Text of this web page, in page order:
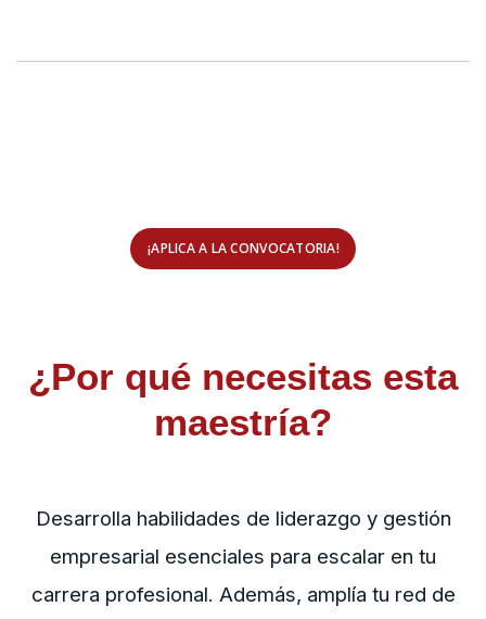
¡APLICA A LA CONVOCATORIA!
¿Por qué necesitas esta
maestría?
Desarrolla habilidades de liderazgo y gestión
empresarial esenciales para escalar en tu
carrera profesional. Además, amplía tu red de